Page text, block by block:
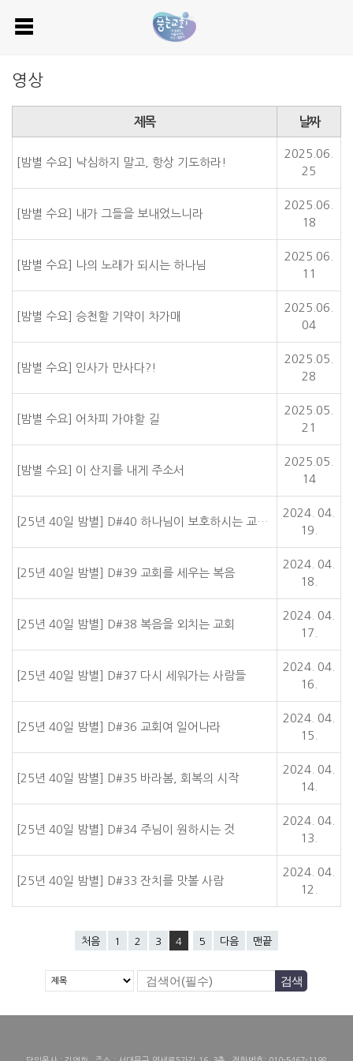
영상
제목 날짜
[밤별 수요] 낙심하지 말고, 항상 기도하라!
2025.06.
25
[밤별 수요] 내가 그들을 보내었느니라
2025.06.
18
[밤별 수요] 나의 노래가 되시는 하나님
2025.06.
11
[밤별 수요] 승천할 기약이 차가매
2025.06.
04
[밤별 수요] 인사가 만사다?!
2025.05.
28
[밤별 수요] 어차피 가야할 길
2025.05.
21
[밤별 수요] 이 산지를 내게 주소서
2025.05.
14
[25년 40일 밤별] D#40 하나님이 보호하시는 교…
2024. 04.
19.
[25년 40일 밤별] D#39 교회를 세우는 복음
2024. 04.
18.
[25년 40일 밤별] D#38 복음을 외치는 교회
2024. 04.
17.
[25년 40일 밤별] D#37 다시 세워가는 사람들
2024. 04.
16.
[25년 40일 밤별] D#36 교회여 일어나라
2024. 04.
15.
[25년 40일 밤별] D#35 바라봄, 회복의 시작
2024. 04.
14.
[25년 40일 밤별] D#34 주님이 원하시는 것
2024. 04.
13.
[25년 40일 밤별] D#33 잔치를 맛볼 사람
2024. 04.
12.
처음 1 2 3 4 5 다음 맨끝